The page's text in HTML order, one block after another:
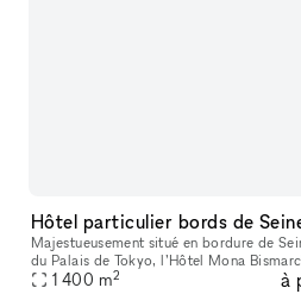
Hôtel particulier bords de
Majestueusement situé en bordure de
du Palais de Tokyo, l’Hôtel Mona
d’une adresse d’exception. Cette
1 400 m2 à